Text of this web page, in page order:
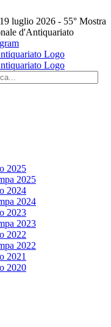
luglio 2026 - 55° Mostra
d'Antiquariato
2025
2025
2024
2024
2023
2023
2022
2022
2021
2020